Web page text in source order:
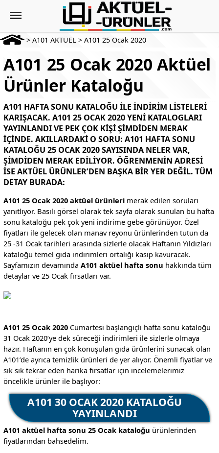
> A101 AKTÜEL > A101 25 Ocak 2020
A101 25 Ocak 2020 Aktüel
Ürünler Kataloğu
A101 HAFTA SONU KATALOĞU ILE INDIRIM LISTELERI
KARIŞACAK. A101 25 OCAK 2020YENI KATALOGLARI
YAYINLANDI VE PEK ÇOK KIŞI ŞIMDIDEN MERAK
IÇINDE. AKILLARDAKI O SORU: A101 HAFTA SONU
KATALOĞU 25 OCAK 2020 SAYISINDA NELER VAR,
ŞIMDIDEN MERAK EDILIYOR. ÖĞRENMENIN ADRESI
ISE AKTÜEL ÜRÜNLER’DEN BAŞKA BIR YER DEĞIL. TÜM
DETAY BURADA:
A101 25 Ocak 2020 aktüel ürünleri merak edilen soruları
yanıtlıyor. Basılı görsel olarak tek sayfa olarak sunulan bu hafta
sonu kataloğu pek çok yeni indirime gebe görünüyor. Özel
fiyatları ile gelecek olan manav reyonu ürünlerinden tutun da
25 -31 Ocak tarihleri arasında sizlerle olacak Haftanın Yıldızları
kataloğu temel gıda indirimleri ortalığı kasıp kavuracak.
Sayfamızın devamında A101 aktüel hafta sonu hakkında tüm
detaylar ve 25 Ocak fırsatları var.
A101 25 Ocak 2020Cumartesi başlangıçlı hafta sonu kataloğu
31 Ocak 2020’ye dek süreceği indirimleri ile sizlerle olmaya
hazır. Haftanın en çok konuşulan gıda ürünlerini sunacak olan
A101’de ayrıca temizlik ürünleri de yer alıyor. Önemli fiyatlar ve
sık sık tekrar eden harika fırsatlar için incelemelerimiz
öncelikle ürünler ile başlıyor:
A101 30 OCAK 2020 KATALOĞU
YAYINLANDI
A101 aktüel hafta sonu 25 Ocak kataloğu ürünlerinden
fiyatlarından bahsedelim.